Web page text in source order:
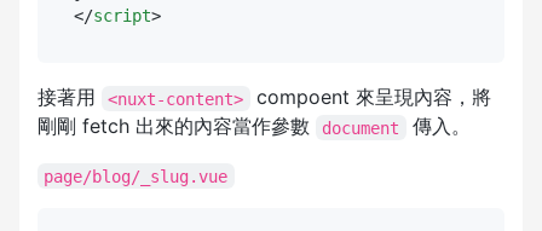
</script>
接著用 <nuxt-content>
compoent 來呈現內容，將
剛剛 fetch 出來的內容當作參數
document 傳入。
page/blog/_slug.vue